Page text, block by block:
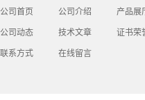
公司首页 公司介绍 产品展
公司动态 技术文章 证书荣
联系方式 在线留言